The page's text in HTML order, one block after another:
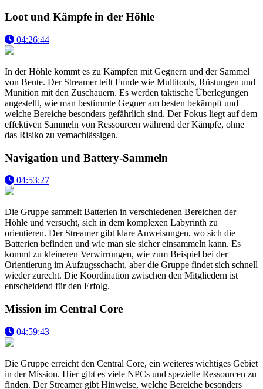
Loot und Kämpfe in der Höhle
04:26:44
In der Höhle kommt es zu Kämpfen mit Gegnern und der Sammel
von Beute. Der Streamer teilt Funde wie Multitools, Rüstungen und
Munition mit den Zuschauern. Es werden taktische Überlegungen
angestellt, wie man bestimmte Gegner am besten bekämpft und
welche Bereiche besonders gefährlich sind. Der Fokus liegt auf dem
effektiven Sammeln von Ressourcen während der Kämpfe, ohne
das Risiko zu vernachlässigen.
Navigation und Battery-Sammeln
04:53:27
Die Gruppe sammelt Batterien in verschiedenen Bereichen der
Höhle und versucht, sich in dem komplexen Labyrinth zu
orientieren. Der Streamer gibt klare Anweisungen, wo sich die
Batterien befinden und wie man sie sicher einsammeln kann. Es
kommt zu kleineren Verwirrungen, wie zum Beispiel bei der
Orientierung im Aufzugsschacht, aber die Gruppe findet sich schnell
wieder zurecht. Die Koordination zwischen den Mitgliedern ist
entscheidend für den Erfolg.
Mission im Central Core
04:59:43
Die Gruppe erreicht den Central Core, ein weiteres wichtiges Gebiet
in der Mission. Hier gibt es viele NPCs und spezielle Ressourcen zu
finden. Der Streamer gibt Hinweise, welche Bereiche besonders